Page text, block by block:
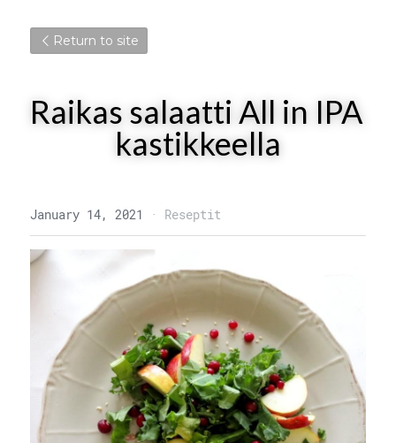
Return to site
Raikas salaatti All in IPA
kastikkeella
January 14, 2021 · Reseptit